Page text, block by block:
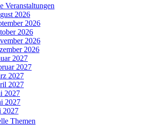
Veranstaltungen
2026
2026
2026
2026
2026
2027
2027
2027
2027
2027
2027
2027
Themen